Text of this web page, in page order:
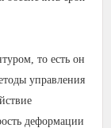
то есть он
управления
деформации